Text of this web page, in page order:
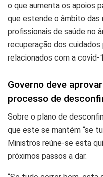
o que aumenta os apoios
que estende o âmbito das
profissionais de saúde no
recuperação dos
relacionados com a covid-
Governo deve
processo de
Sobre o plano de
que este se mantém “se
Ministros reúne-se esta
próximos passos a dar.